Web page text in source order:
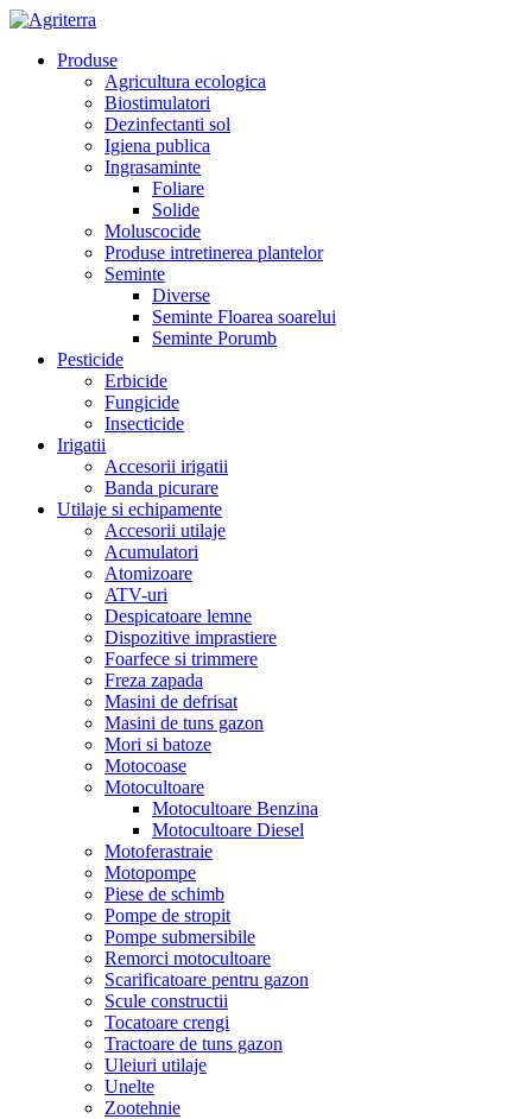
Produse
Agricultura ecologica
Biostimulatori
Dezinfectanti sol
Igiena publica
Ingrasaminte
Foliare
Solide
Moluscocide
Produse intretinerea plantelor
Seminte
Diverse
Seminte Floarea soarelui
Seminte Porumb
Pesticide
Erbicide
Fungicide
Insecticide
Irigatii
Accesorii irigatii
Banda picurare
Utilaje si echipamente
Accesorii utilaje
Acumulatori
Atomizoare
ATV-uri
Despicatoare lemne
Dispozitive imprastiere
Foarfece si trimmere
Freza zapada
Masini de defrisat
Masini de tuns gazon
Mori si batoze
Motocoase
Motocultoare
Motocultoare Benzina
Motocultoare Diesel
Motoferastraie
Motopompe
Piese de schimb
Pompe de stropit
Pompe submersibile
Remorci motocultoare
Scarificatoare pentru gazon
Scule constructii
Tocatoare crengi
Tractoare de tuns gazon
Uleiuri utilaje
Unelte
Zootehnie